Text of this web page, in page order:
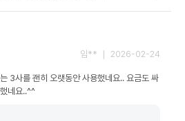
임** ｜ 2026-02-24
3사를 괜히 오랫동안 사용했네요.. 요금도 싸
네요..^^